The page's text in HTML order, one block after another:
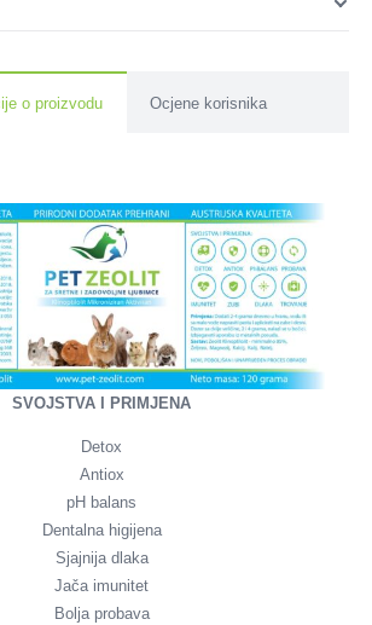
o proizvodu Ocjene korisnika
SVOJSTVA I PRIMJENA
Detox
Antiox
pH balans
Dentalna higijena
Sjajnija dlaka
Jača imunitet
Bolja probava